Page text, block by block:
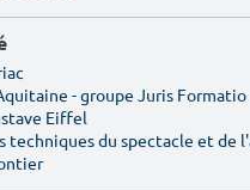
- groupe Juris Formatio
Eiffel
techniques du spectacle et de